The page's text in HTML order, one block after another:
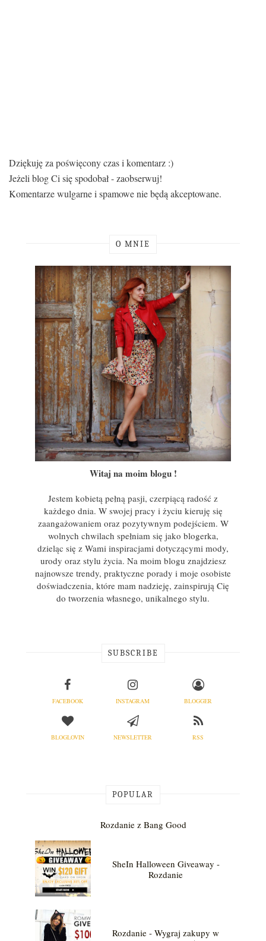
Dziękuję za poświęcony czas i komentarz :)
Jeżeli blog Ci się spodobał - zaobserwuj!
Komentarze wulgarne i spamowe nie będą akceptowane.
O MNIE
Witaj na moim blogu !
Jestem kobietą pełną pasji, czerpiącą radość z
każdego dnia. W swojej pracy i życiu kieruję się
zaangażowaniem oraz pozytywnym podejściem. W
wolnych chwilach spełniam się jako blogerka,
dzieląc się z Wami inspiracjami dotyczącymi mody,
urody oraz stylu życia. Na moim blogu znajdziesz
najnowsze trendy, praktyczne porady i moje osobiste
doświadczenia, które mam nadzieję, zainspirują Cię
do tworzenia własnego, unikalnego stylu.
SUBSCRIBE
FACEBOOK INSTAGRAM BLOGGER
BLOGLOVIN NEWSLETTER RSS
POPULAR
Rozdanie z Bang Good
SheIn Halloween Giveaway -
Rozdanie
Rozdanie - Wygraj zakupy w